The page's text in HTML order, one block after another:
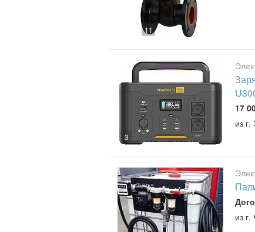
11
3
17
из г.
из г.